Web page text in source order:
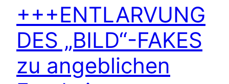
+++ENTLARVUNG
DES „BILD“-FAKES
zu angeblichen